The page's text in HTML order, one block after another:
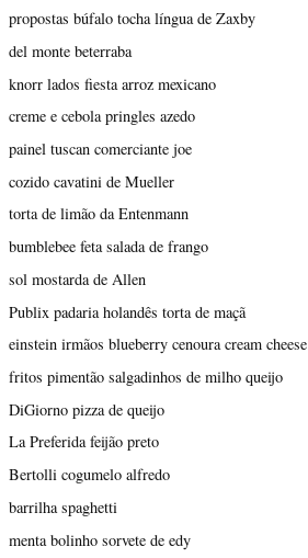
propostas búfalo tocha língua de Zaxby
del monte beterraba
knorr lados fiesta arroz mexicano
creme e cebola pringles azedo
painel tuscan comerciante joe
cozido cavatini de Mueller
torta de limão da Entenmann
bumblebee feta salada de frango
sol mostarda de Allen
Publix padaria holandês torta de maçã
einstein irmãos blueberry cenoura cream cheese
fritos pimentão salgadinhos de milho queijo
DiGiorno pizza de queijo
La Preferida feijão preto
Bertolli cogumelo alfredo
barrilha spaghetti
menta bolinho sorvete de edy